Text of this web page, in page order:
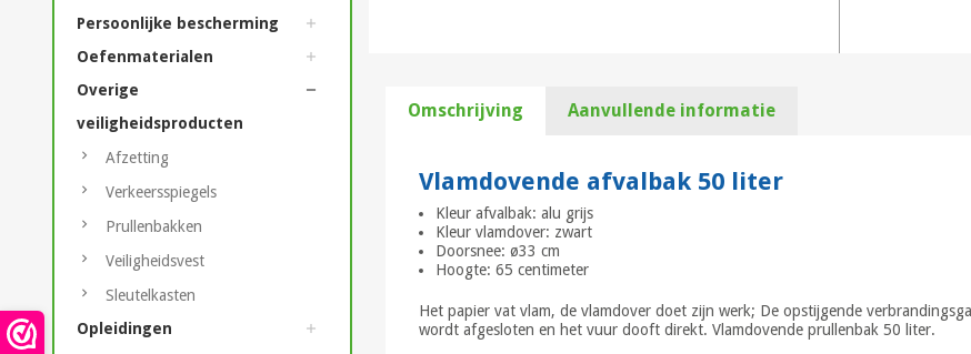
Persoonlijke bescherming
Oefenmaterialen
Overige
veiligheidsproducten
Afzetting
Verkeersspiegels
Prullenbakken
Veiligheidsvest
Sleutelkasten
Opleidingen
Omschrijving Aanvullende informatie
Vlamdovende afvalbak 50 liter
Kleur afvalbak: alu grijs
Kleur vlamdover: zwart
Doorsnee: ø33 cm
Hoogte: 65 centimeter
Het papier vat vlam, de vlamdover doet zijn werk; De opstijgende
wordt afgesloten en het vuur dooft direkt. Vlamdovende prullenbak 50 liter.